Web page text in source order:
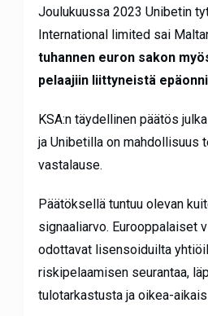
Joulukuussa 2023 Unibetin
International limited sai
tuhannen euron sakon
pelaajiin liittyneistä
KSA:n täydellinen päätös
ja Unibetilla on mahdollisuus
vastalause.
Päätöksellä tuntuu olevan
signaaliarvo. Eurooppalaiset
odottavat lisensoiduilta
riskipelaamisen seurantaa,
tulotarkastusta ja oikea-